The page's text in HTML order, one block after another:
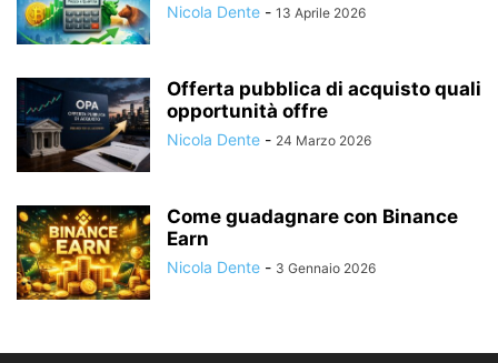
Nicola Dente - 13 Aprile 2026
Offerta pubblica di acquisto quali
opportunità offre
Nicola Dente - 24 Marzo 2026
Come guadagnare con Binance
Earn
Nicola Dente - 3 Gennaio 2026